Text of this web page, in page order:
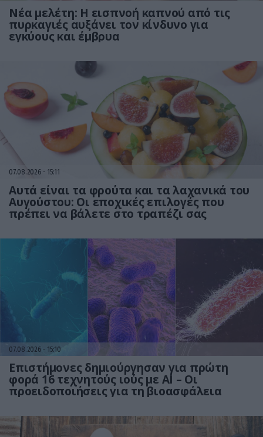
Νέα μελέτη: Η εισπνοή καπνού από τις
πυρκαγιές αυξάνει τον κίνδυνο για
εγκύους και έμβρυα
07.08.2026 15:11
Αυτά είναι τα φρούτα και τα λαχανικά του
Αυγούστου: Οι εποχικές επιλογές που
πρέπει να βάλετε στο τραπέζι σας
07.08.2026 15:10
Επιστήμονες δημιούργησαν για πρώτη
φορά 16 τεχνητούς ιούς με AI – Οι
προειδοποιήσεις για τη βιοασφάλεια